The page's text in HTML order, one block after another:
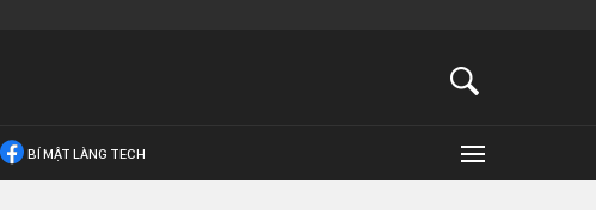
BÍ MẬT LÀNG TECH